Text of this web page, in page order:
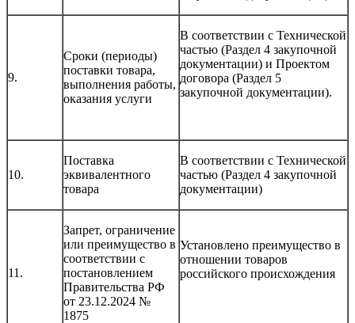
9.
Сроки (периоды)
поставки товара,
выполнения работы,
оказания услуги
В соответствии с Технической
частью (Раздел 4 закупочной
документации) и Проектом
договора (Раздел 5
закупочной документации).
10.
Поставка
эквивалентного
товара
В соответствии с Технической
частью (Раздел 4 закупочной
документации)
11.
Запрет, ограничение
или преимущество в
соответствии с
постановлением
Правительства РФ
от 23.12.2024 №
1875
Установлено преимущество в
отношении товаров
российского происхождения